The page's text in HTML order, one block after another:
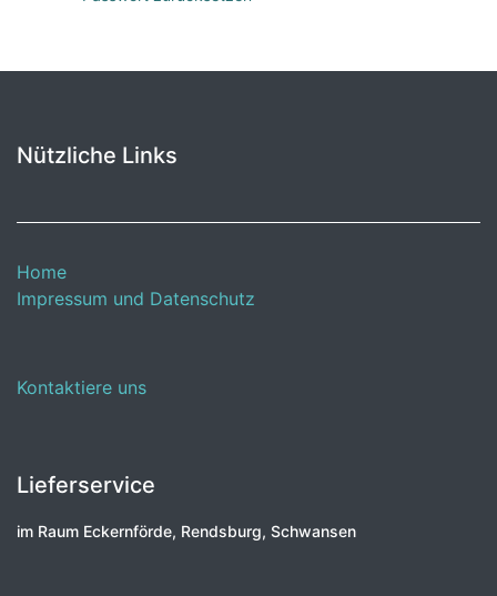
Nützliche Links
Home
Impressum und Datenschutz
Kontaktiere uns
Lieferservice
im Raum Eckernförde, Rendsburg, Schwansen